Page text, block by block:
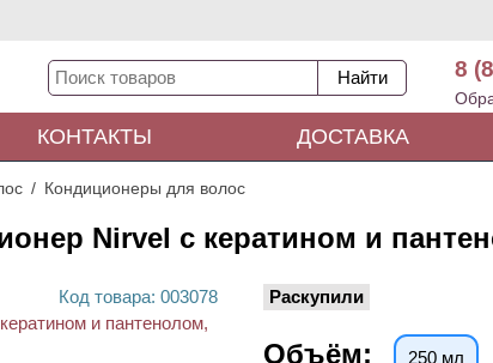
8
КОНТАКТЫ ДОСТАВКА
Кондиционеры для волос
Nirvel с кератином и
Код товара: 003078 Раскупили
Объём: 250 мл